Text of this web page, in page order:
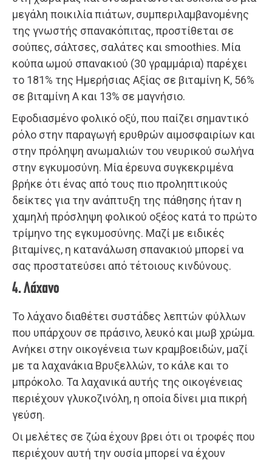
μεγάλη ποικιλία πιάτων, συμπεριλαμβανομένης
της γνωστής σπανακόπιτας, προστίθεται σε
σούπες, σάλτσες, σαλάτες και smoothies. Μία
κούπα ωμού σπανακιού (30 γραμμάρια) παρέχει
το 181% της Ημερήσιας Αξίας σε βιταμίνη Κ, 56%
σε βιταμίνη Α και 13% σε μαγνήσιο.
Εφοδιασμένο φολικό οξύ, που παίζει σημαντικό
ρόλο στην παραγωγή ερυθρών αιμοσφαιρίων και
στην πρόληψη ανωμαλιών του νευρικού σωλήνα
στην εγκυμοσύνη. Μία έρευνα συγκεκριμένα
βρήκε ότι ένας από τους πιο προληπτικούς
δείκτες για την ανάπτυξη της πάθησης ήταν η
χαμηλή πρόσληψη φολικού οξέος κατά το πρώτο
τρίμηνο της εγκυμοσύνης. Μαζί με ειδικές
βιταμίνες, η κατανάλωση σπανακιού μπορεί να
σας προστατεύσει από τέτοιους κινδύνους.
4. Λάχανο
Το λάχανο διαθέτει συστάδες λεπτών φύλλων
που υπάρχουν σε πράσινο, λευκό και μωβ χρώμα.
Ανήκει στην οικογένεια των κραμβοειδών, μαζί
με τα λαχανάκια Βρυξελλών, το κάλε και το
μπρόκολο. Τα λαχανικά αυτής της οικογένειας
περιέχουν γλυκοζινόλη, η οποία δίνει μια πικρή
γεύση.
Οι μελέτες σε ζώα έχουν βρει ότι οι τροφές που
περιέχουν αυτή την ουσία μπορεί να έχουν